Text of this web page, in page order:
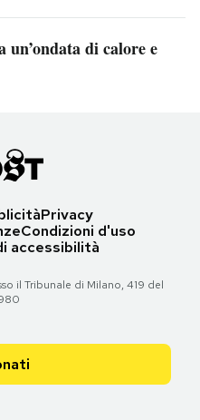
un’ondata di calore e
Privacy
Condizioni d'uso
accessibilità
il Tribunale di Milano, 419 del